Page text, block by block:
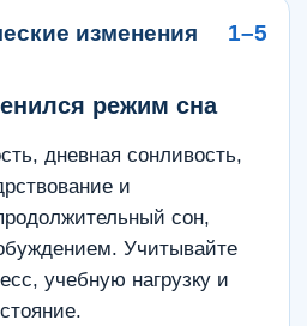
изменения 1–5
режим сна
дневная сонливость,
и
сон,
Учитывайте
учебную нагрузку и